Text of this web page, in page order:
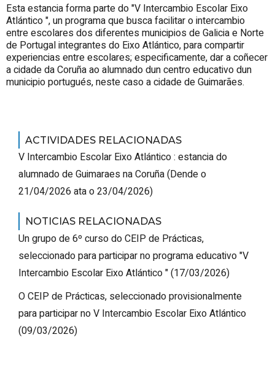
Esta estancia forma parte do "V Intercambio Escolar Eixo
Atlántico", un programa que busca facilitar o intercambio
entre escolares dos diferentes municipios de Galicia e Norte
de Portugal integrantes do Eixo Atlántico, para compartir
experiencias entre escolares; especificamente, dar a coñecer
a cidade da Coruña ao alumnado dun centro educativo dun
municipio portugués, neste caso a cidade de Guimarães.
ACTIVIDADES RELACIONADAS
V Intercambio Escolar Eixo Atlántico: estancia do
alumnado de Guimaraes na Coruña(Dende o
21/04/2026 ata o 23/04/2026)
NOTICIAS RELACIONADAS
Un grupo de 6º curso do CEIP de Prácticas,
seleccionado para participar no programa educativo "V
Intercambio Escolar Eixo Atlántico"(17/03/2026)
O CEIP de Prácticas, seleccionado provisionalmente
para participar no V Intercambio Escolar Eixo Atlántico
(09/03/2026)